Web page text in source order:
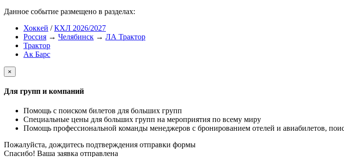
Данное событие размещено в разделах:
Хоккей /КХЛ 2026/2027
Россия → Челябинск → ЛА Трактор
Трактор
Ак Барс
×
Для групп и компаний
Помощь с поиском билетов для больших групп
Специальные цены для больших групп на мероприятия по всему миру
Помощь профессиональной команды менеджеров с бронированием отелей и авиабилетов,
Пожалуйста, дождитесь подтверждения отправки формы
Спасибо! Ваша заявка отправлена